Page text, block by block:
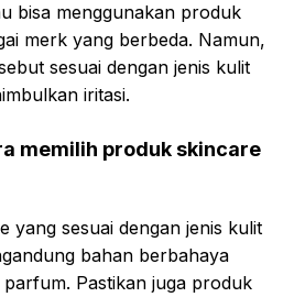
bisa menggunakan produk
merk yang berbeda. Namun,
sesuai dengan jenis kulit
iritasi.
memilih produk skincare
yang sesuai dengan jenis kulit
bahan berbahaya
Pastikan juga produk